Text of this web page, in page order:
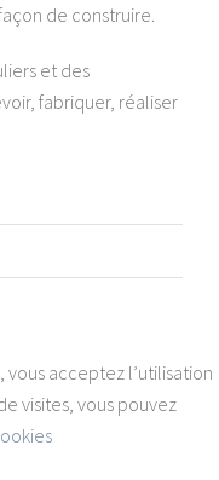
de construire.
et des
fabriquer, réaliser
vous acceptez l’utilisation
visites, vous pouvez